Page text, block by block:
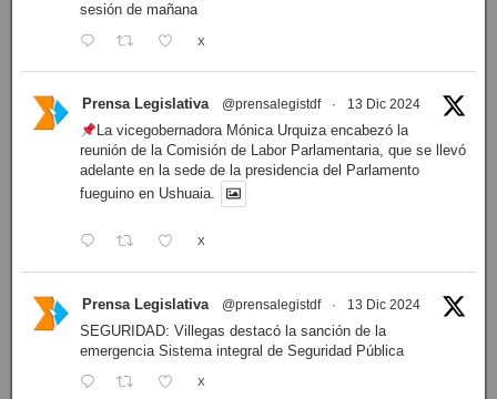
sesión de mañana
X
Prensa Legislativa @prensalegistdf · 13 Dic 2024
La vicegobernadora Mónica Urquiza encabezó la
reunión de la Comisión de Labor Parlamentaria, que se llevó
adelante en la sede de la presidencia del Parlamento
fueguino en Ushuaia.
X
Prensa Legislativa @prensalegistdf · 13 Dic 2024
SEGURIDAD: Villegas destacó la sanción de la
emergencia Sistema integral de Seguridad Pública
X